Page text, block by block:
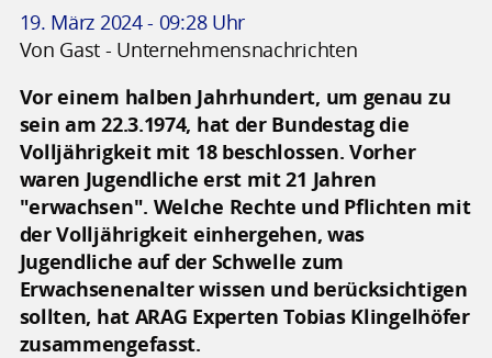
19. März 2024 - 09:28 Uhr
Von Gast - Unternehmensnachrichten
Vor einem halben Jahrhundert, um genau zu
sein am 22.3.1974, hat der Bundestag die
Volljährigkeit mit 18 beschlossen. Vorher
waren Jugendliche erst mit 21 Jahren
"erwachsen". Welche Rechte und Pflichten mit
der Volljährigkeit einhergehen, was
Jugendliche auf der Schwelle zum
Erwachsenenalter wissen und berücksichtigen
sollten, hat ARAG Experten Tobias Klingelhöfer
zusammengefasst.